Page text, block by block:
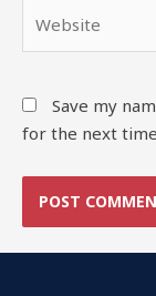
Save my
for the next